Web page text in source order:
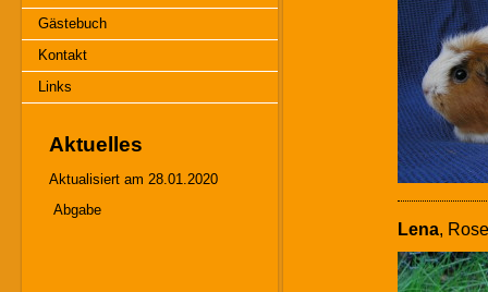
Gästebuch
Kontakt
Links
Aktuelles
Aktualisiert am 28.01.2020
Abgabe
Lena,